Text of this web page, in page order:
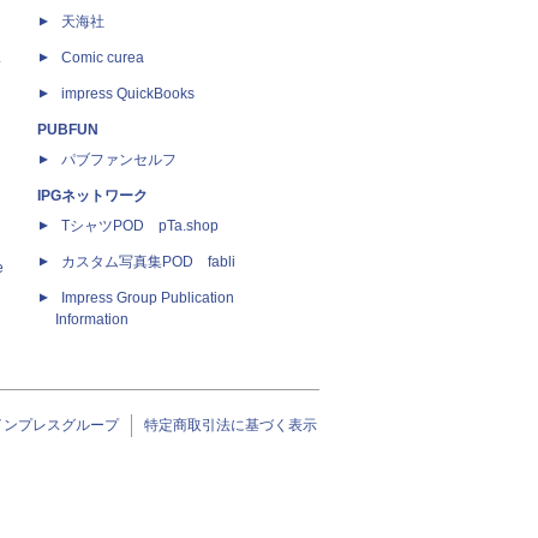
天海社
Comic curea
impress QuickBooks
PUBFUN
パブファンセルフ
IPGネットワーク
TシャツPOD pTa.shop
カスタム写真集POD fabli
Impress Group Publication
Information
ンプレスグループ 特定商取引法に基づく表示